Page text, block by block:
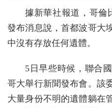
據新華社報道，哥倫
發布消息說，首都波哥大
中沒有存放任何遺體。
5日早些時候，聯合
哥大舉行新聞發布會。該
大量身份不明的遺體躺在